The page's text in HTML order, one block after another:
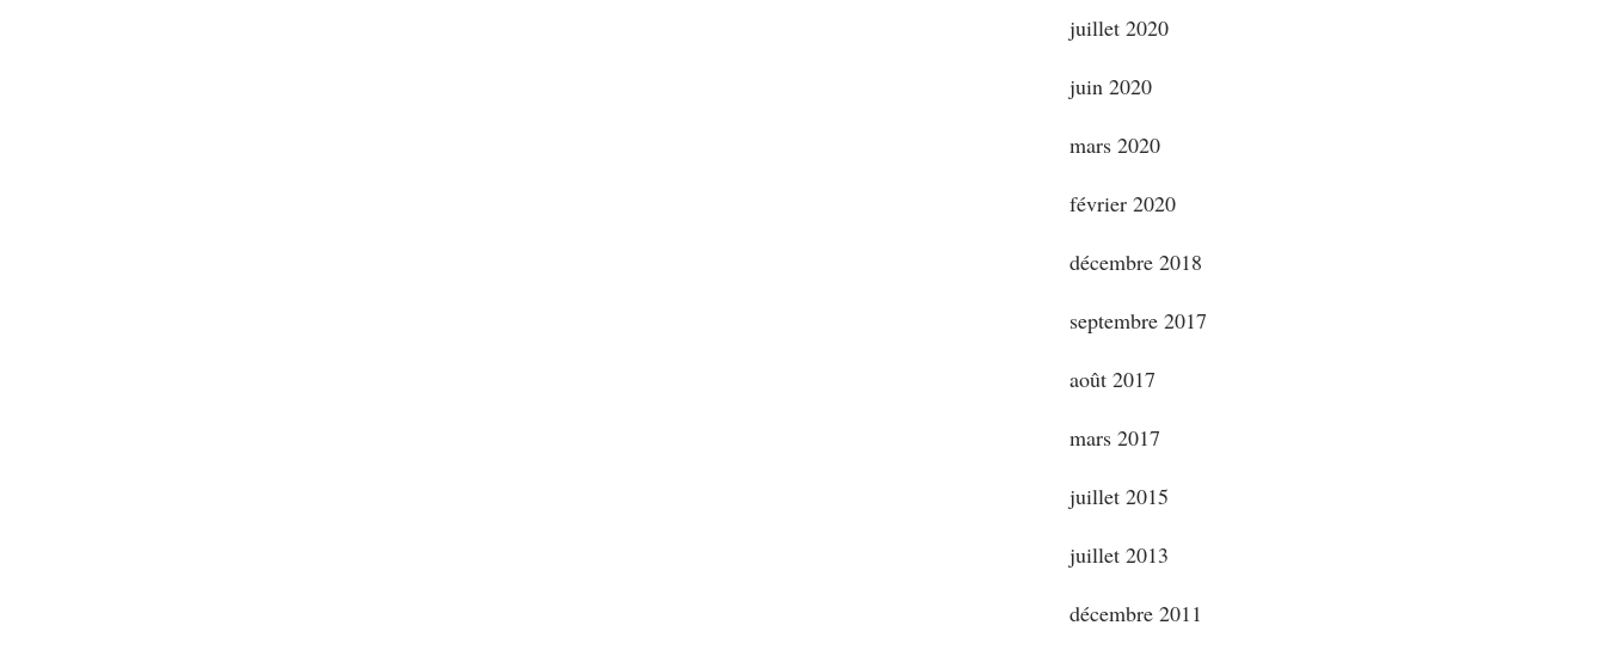
juillet 2020
juin 2020
mars 2020
février 2020
décembre 2018
septembre 2017
août 2017
mars 2017
juillet 2015
juillet 2013
décembre 2011